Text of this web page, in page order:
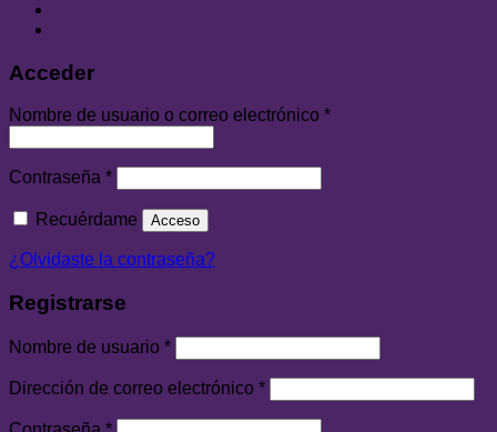
Acceder
Nombre de usuario o correo electrónico *
Contraseña *
Recuérdame Acceso
¿Olvidaste la contraseña?
Registrarse
Nombre de usuario *
Dirección de correo electrónico *